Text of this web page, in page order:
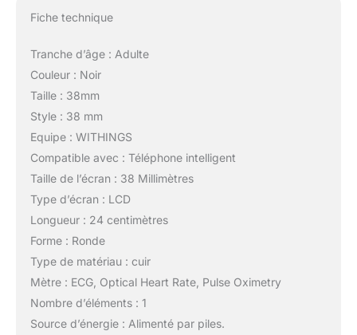
Fiche technique
Tranche d’âge : Adulte
Couleur : Noir
Taille : 38mm
Style : 38 mm
Equipe : WITHINGS
Compatible avec : Téléphone intelligent
Taille de l’écran : 38 Millimètres
Type d’écran : LCD
Longueur : 24 centimètres
Forme : Ronde
Type de matériau : cuir
Mètre : ECG, Optical Heart Rate, Pulse Oximetry
Nombre d’éléments : 1
Source d’énergie : Alimenté par piles.